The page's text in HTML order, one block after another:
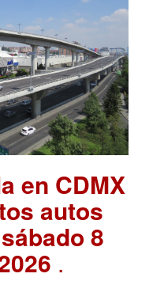
en CDMX
autos
8
.